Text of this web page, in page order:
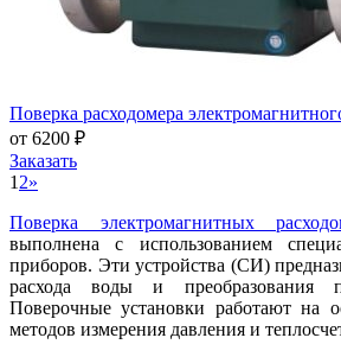
Поверка расходомера
от 6200 ₽
Заказать
1 2»
Поверка электромагнитных
выполнена с использованием
приборов. Эти устройства (СИ)
расхода воды и преобразования
Поверочные установки работают на
методов измерения давления и